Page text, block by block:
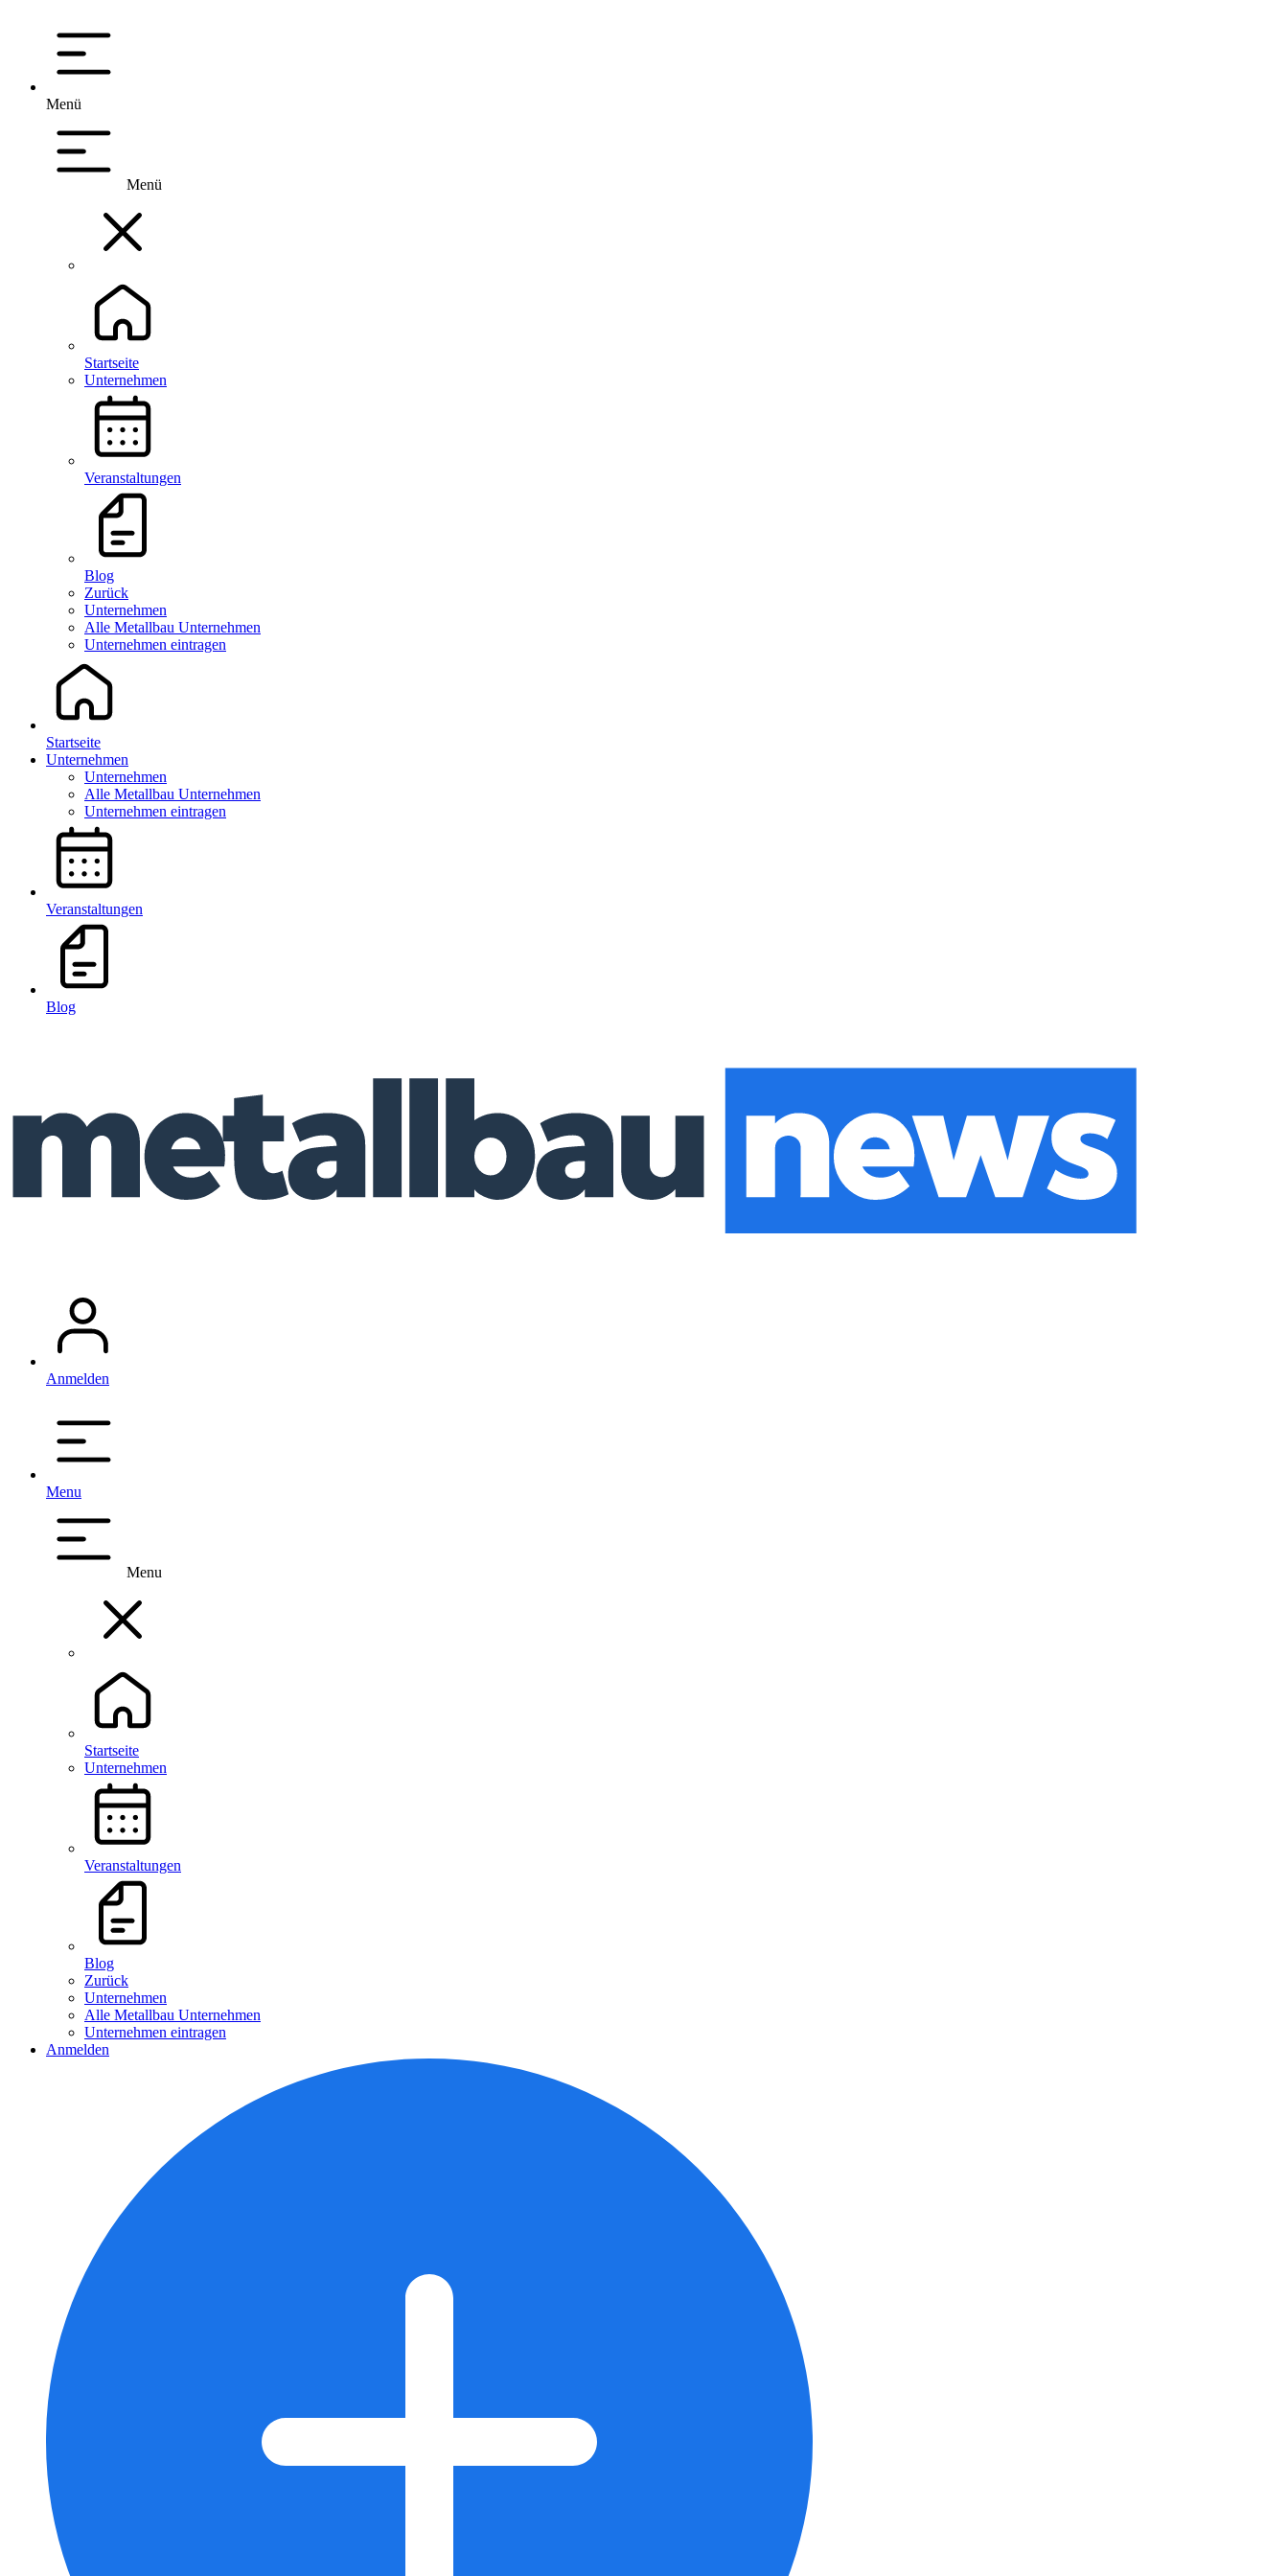
Menü
Menü
Startseite
Unternehmen
Veranstaltungen
Blog
Zurück
Unternehmen
Alle Metallbau Unternehmen
Unternehmen eintragen
Startseite
Unternehmen
Unternehmen
Alle Metallbau Unternehmen
Unternehmen eintragen
Veranstaltungen
Blog
Anmelden
Menu
Menu
Startseite
Unternehmen
Veranstaltungen
Blog
Zurück
Unternehmen
Alle Metallbau Unternehmen
Unternehmen eintragen
Anmelden